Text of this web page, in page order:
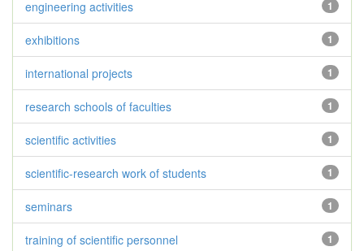
1
engineering activities
1
exhibitions
1
international projects
1
research schools of faculties
1
scientific activities
1
scientific-research work of students
1
seminars
1
training of scientific personnel